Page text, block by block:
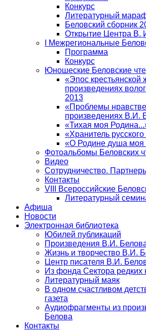
Конкурс
Литературный
Беловский сборник
Открытие Центра В.
I Межрегиональные
Программа
Конкурс
Юношеские Беловские
«Эпос крестьянской
произведениях
2013
«Проблемы
произведениях В.И.
«Тихая моя
«Хранитель
«О Родине душа моя
Фотоальбомы Беловских
Видео
Сотрудничество.
Контакты
VIII Всероссийские
Литературный
Афиша
Новости
Электронная библиотека
Юбилей публикаций
Произведения В.И.
Жизнь и творчество В.И.
Центр писателя В.И.
Из фонда Сектора редких
Литературный маяк
В одном счастливом
газета
Аудиофрагменты из
Белова
Контакты